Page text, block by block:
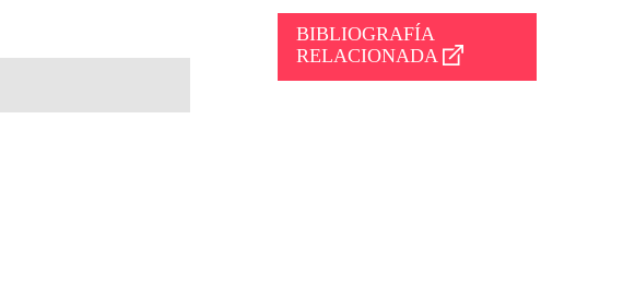
BIBLIOGRAFÍA
RELACIONADA